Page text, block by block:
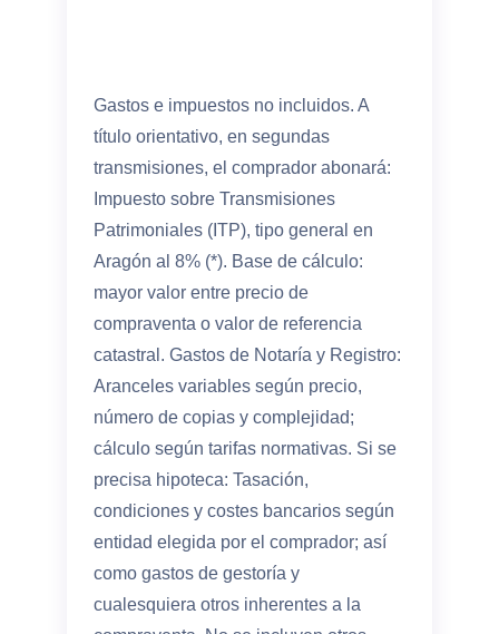
Gastos e impuestos no incluidos. A
título orientativo, en segundas
transmisiones, el comprador abonará:
Impuesto sobre Transmisiones
Patrimoniales (ITP), tipo general en
Aragón al 8% (*). Base de cálculo:
mayor valor entre precio de
compraventa o valor de referencia
catastral. Gastos de Notaría y Registro:
Aranceles variables según precio,
número de copias y complejidad;
cálculo según tarifas normativas. Si se
precisa hipoteca: Tasación,
condiciones y costes bancarios según
entidad elegida por el comprador; así
como gastos de gestoría y
cualesquiera otros inherentes a la